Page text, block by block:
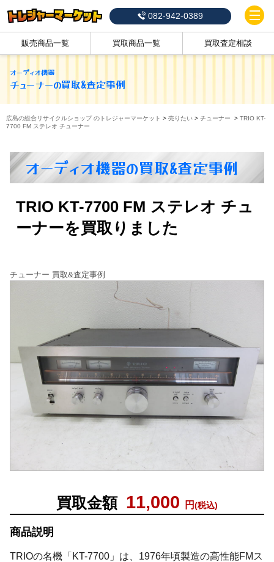
082-942-0389
販売商品一覧 買取商品一覧 買取査定相談
オーディオ機器
チューナーの買取&査定事例
広島の総合リサイクルショップ のトレジャーマーケット > 売りたい > チューナー > TRIO KT-
7700 FM ステレオ チューナー
オーディオ機器の買取&査定事例
TRIO KT-7700 FM ステレオ チュ
ーナーを買取りました
買取金額 11,000 円(税込)
商品説明
TRIOの名機「KT-7700」は、1976年頃製造の高性能FMス
チューナー 買取&査定事例